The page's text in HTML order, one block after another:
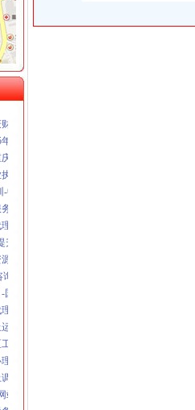
账纳税申报】-代理记帐-海口赶集网
文库网
佼佼泽工商
-亿企赢财税资讯
”建设_部门新闻_新闻_中国
务/审计/税务招聘信息】-前程无忧
度关联申报等事项的提示-中国会
微型企业、商标注册、税务评估
照营业哪家比较好】价格,厂家,
中华品牌管理网
“轻体验”-新华网
记账、税务咨询可提供地
服务质效-长江经济网
和房屋管理局<BR>关于暂停办理
|代帐咨询|做账报税|税务代办|代
税局
-重庆便民网
营不注销后果严重】-鹤山沙坪易
商代办【渝盾】_其他加盟-中国
有关涉税事项的公告_地方规-
至2%_东方财富网
-亿企赢财税资讯
局、重庆市工商管理局转发国